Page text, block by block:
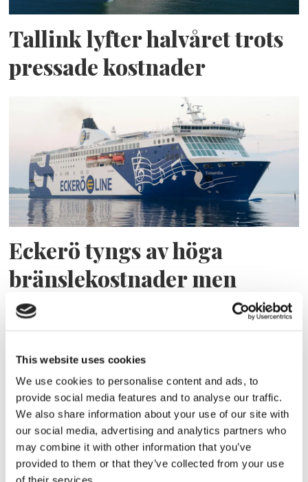
This website uses cookies
We use cookies to personalise content and ads, to
provide social media features and to analyse our traffic.
We also share information about your use of our site with
our social media, advertising and analytics partners who
may combine it with other information that you’ve
provided to them or that they’ve collected from your use
Tallink lyfter halvåret trots
pressade kostnader
Eckerö tyngs av höga
bränslekostnader men
frakten fortsätter växa